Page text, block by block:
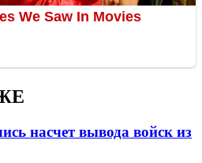
насчет вывода войск из